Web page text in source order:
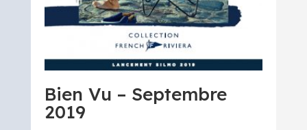
Bien Vu – Septembre
2019